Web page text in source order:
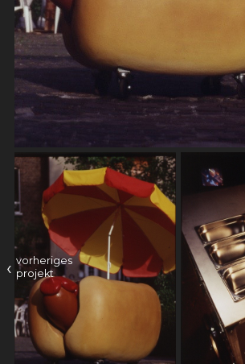
‹ vorheriges
projekt